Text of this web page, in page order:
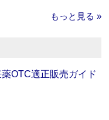
もっと見る »
薬OTC適正販売ガイド